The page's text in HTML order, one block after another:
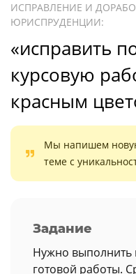
ИСПРАВЛЕНИЕ И
ЮРИСПРУДЕНЦИИ:
«исправить
курсовую
красным
Мы напишем
теме с
Задание
Нужно выполнить
готовой работы.